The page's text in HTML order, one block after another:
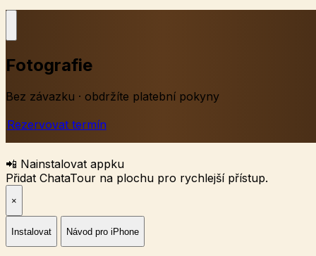
Fotografie
Bez závazku · obdržíte platební pokyny
Rezervovat termín
📲 Nainstalovat appku
Přidat ChataTour na plochu pro rychlejší přístup.
×
Instalovat Návod pro iPhone